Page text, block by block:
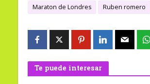
Maraton de Londres Ruben romero
Te puede interesar